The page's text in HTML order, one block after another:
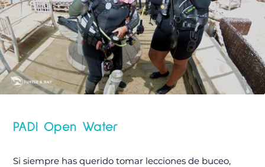
PADI Open Water
Si siempre has querido tomar lecciones de buceo,